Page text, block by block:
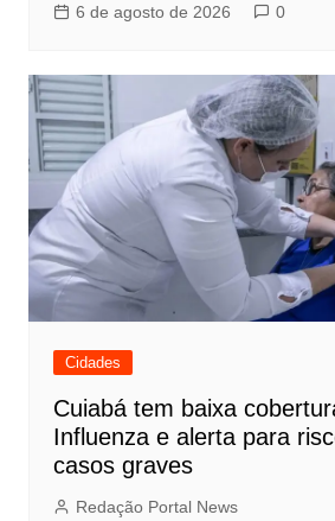
6 de agosto de 2026
0
Cidades
Cuiabá tem baixa
Influenza e alerta para
casos graves
Redação Portal News